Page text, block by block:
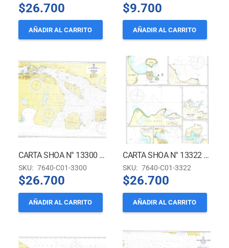
$26.700
AÑADIR AL CARRITO
$9.700
AÑADIR AL CARRITO
CARTA SHOA N° 13300 – CANAL BEAGLE (DE PUERTO WILLIAMS A CABO SAN PÍO) E ISLAS AL SUR *
SKU: 7640-C01-3300
$26.700
AÑADIR AL CARRITO
CARTA SHOA N° 13322 – CALETAS EN ISLAS NAVARINO, PICTON, LENNOX Y NUEVA *
SKU: 7640-C01-3322
$26.700
AÑADIR AL CARRITO